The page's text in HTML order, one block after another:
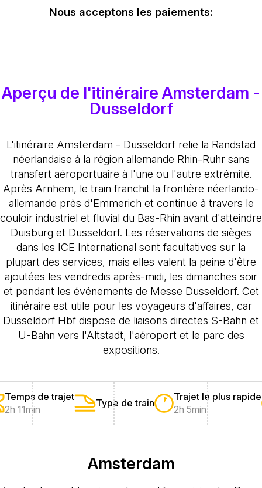
Nous acceptons les paiements:
Aperçu de l'itinéraire Amsterdam -
Dusseldorf
L'itinéraire Amsterdam - Dusseldorf relie la Randstad
néerlandaise à la région allemande Rhin-Ruhr sans
transfert aéroportuaire à l'une ou l'autre extrémité.
Après Arnhem, le train franchit la frontière néerlando-
allemande près d'Emmerich et continue à travers le
couloir industriel et fluvial du Bas-Rhin avant d'atteindre
Duisburg et Dusseldorf. Les réservations de sièges
dans les ICE International sont facultatives sur la
plupart des services, mais elles valent la peine d'être
ajoutées les vendredis après-midi, les dimanches soir
et pendant les événements de Messe Dusseldorf. Cet
itinéraire est utile pour les voyageurs d'affaires, car
Dusseldorf Hbf dispose de liaisons directes S-Bahn et
U-Bahn vers l'Altstadt, l'aéroport et le parc des
expositions.
Temps de trajet
2h 11min
Type de train
Trajet le plus rapide
2h 5min
Amsterdam